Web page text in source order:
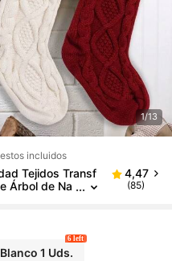
1/13
incluidos
Tejidos Transf
Árbol de Na
Navidad Bolsa
Diamante
4,47
(85)
Blanco 1 Uds.
6 left